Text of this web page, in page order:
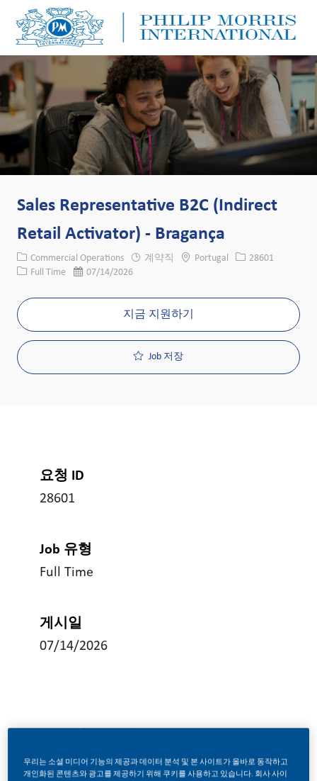
Sales Representative B2C (Indirect
Retail Activator) - Bragança
카테고리
Commercial Operations 계약직 위치Portugal Job ID28601
Job 유형
Full Time 게시일07/14/2026
지금 지원하기
Job 저장
요청 ID
28601
Job 유형
Full Time
게시일
07/14/2026
우리는 소셜 미디어 기능의 제공과 데이터 분석 및 본 사이트가 올바로 동작하고
개인화된 콘텐츠와 광고를 제공하기 위해 쿠키를 사용하고 있습니다. 회사 사이